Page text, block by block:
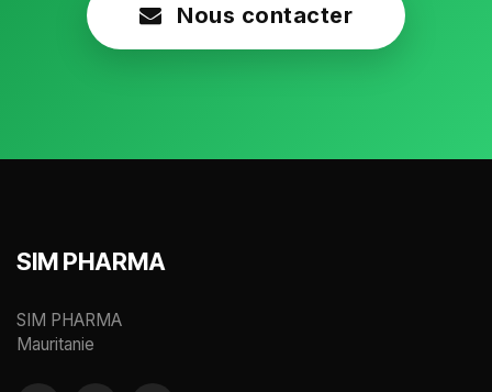
Nous contacter
SIM PHARMA
SIM PHARMA
Mauritanie